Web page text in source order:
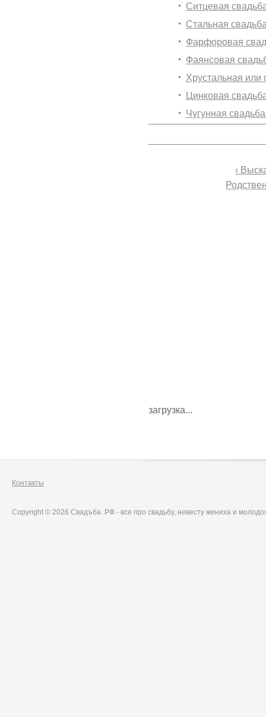
Ситцевая
Стальная
Фарфоровая
Фаянсовая
Хрустальная или
Цинковая
Чугунная
‹
загрузка...
Контакты
Copyright © 2026 Свадъба. РФ - все про свадьбу, невесту жениха и